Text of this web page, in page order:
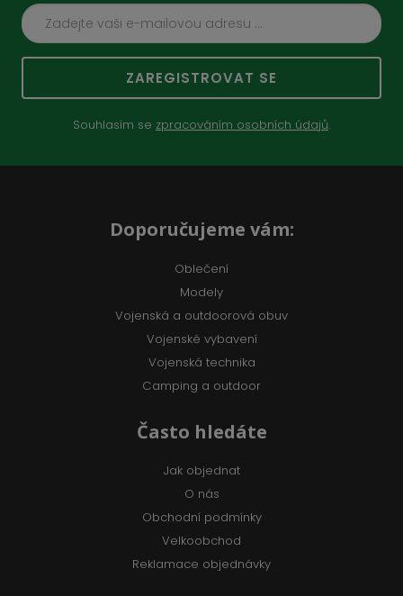
ZAREGISTROVAT SE
Souhlasím se zpracováním osobních údajů.
Doporučujeme vám:
Oblečení
Modely
Vojenská a outdoorová obuv
Vojenské vybavení
Vojenská technika
Camping a outdoor
Často hledáte
Jak objednat
O nás
Obchodní podmínky
Velkoobchod
Reklamace objednávky